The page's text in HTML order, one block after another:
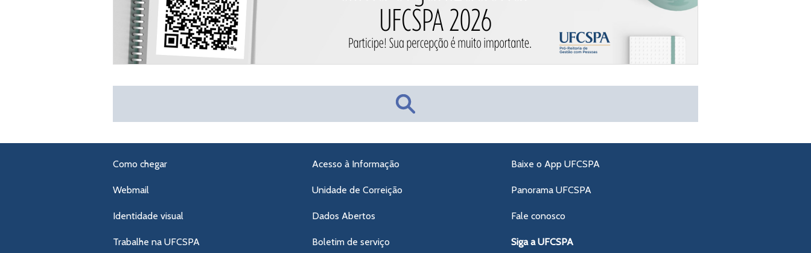
Como chegar
Webmail
Identidade visual
Trabalhe na UFCSPA
Acesso à Informação
Unidade de Correição
Dados Abertos
Boletim de serviço
Baixe o App UFCSPA
Panorama UFCSPA
Fale conosco
Siga a UFCSPA